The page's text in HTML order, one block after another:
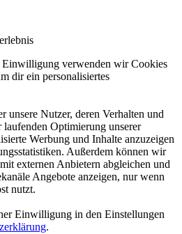
verwenden wir Cookies
dir ein personalisiertes
unsere Nutzer, deren Verhalten und
Optimierung unserer
Werbung und Inhalte anzuzeigen
Außerdem können wir
externen Anbietern abgleichen und
Angebote anzeigen, nur wenn
nutzt.
Einwilligung in den Einstellungen
.